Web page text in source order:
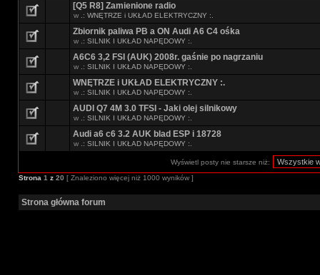
[Q5 R8] Zamienione radio
w .: WNĘTRZE i UKŁAD ELEKTRYCZNY :.
Zbiornik paliwa PB a ON Audi A6 C4 ośka
w .: SILNIK I UKŁAD NAPĘDOWY :.
A6C6 3,2 FSI (AUK) 2008r. gaśnie po nagrzaniu
w .: SILNIK I UKŁAD NAPĘDOWY :.
WNĘTRZE i UKŁAD ELEKTRYCZNY :.
w .: SILNIK I UKŁAD NAPĘDOWY :.
AUDI Q7 4M 3.0 TFSI - Jaki olej silnikowy
w .: SILNIK I UKŁAD NAPĘDOWY :.
Audi a6 c6 3.2 AUK blad ESP i 18728
w .: SILNIK I UKŁAD NAPĘDOWY :.
Wyświetl posty nie starsze niż:
Strona 1 z 20 [ Znaleziono więcej niż 1000 wyników ]
Strona główna forum